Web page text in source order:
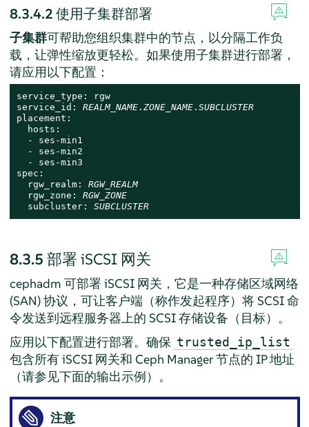
8.3.4.2使用子集群部署
子集群可帮助您组织集群中的节点，以分隔工作负
载，让弹性缩放更轻松。如果使用子集群进行部署，
请应用以下配置：
service_type: rgw
service_id: REALM_NAME. ZONE_NAME. SUBCLUSTER
placement:
  hosts:
  - ses-min1
  - ses-min2
  - ses-min3
spec:
  rgw_realm:
RGW_REALM
  rgw_zone:
RGW_ZONE
  subcluster:
SUBCLUSTER
8.3.5 部署 iSCSI 网关
cephadm 可部署 iSCSI 网关，它是一种存储区域网络
(SAN) 协议，可让客户端（称作发起程序）将 SCSI 命
令发送到远程服务器上的 SCSI 存储设备（目标）。
应用以下配置进行部署。确保 trusted_ip_list
包含所有 iSCSI 网关和 Ceph Manager 节点的 IP 地址
（请参见下面的输出示例）。
注意